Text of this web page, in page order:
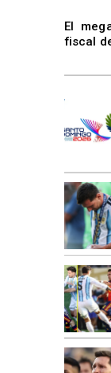
El
fiscal